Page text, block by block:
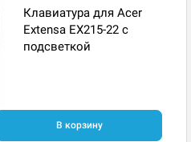
Клавиатура для Acer
Extensa EX215-22 с
подсветкой
В корзину